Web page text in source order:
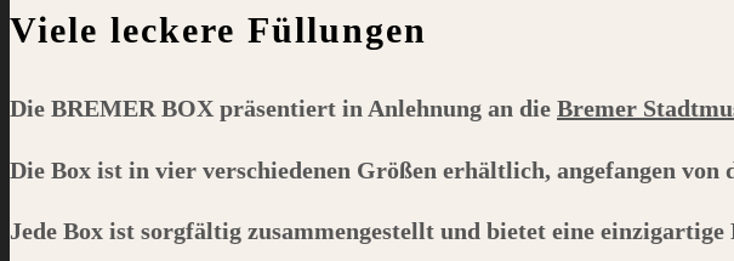
Viele leckere Füllungen
Die BREMER BOX präsentiert in Anlehnung an die Bremer
Die Box ist in vier verschiedenen Größen erhältlich, angefangen von
Jede Box ist sorgfältig zusammengestellt und bietet eine